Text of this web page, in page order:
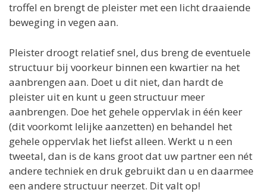
troffel en brengt de pleister met een licht draaiende
beweging in vegen aan.
Pleister droogt relatief snel, dus breng de eventuele
structuur bij voorkeur binnen een kwartier na het
aanbrengen aan. Doet u dit niet, dan hardt de
pleister uit en kunt u geen structuur meer
aanbrengen. Doe het gehele oppervlak in één keer
(dit voorkomt lelijke aanzetten) en behandel het
gehele oppervlak het liefst alleen. Werkt u n een
tweetal, dan is de kans groot dat uw partner een nét
andere techniek en druk gebruikt dan u en daarmee
een andere structuur neerzet. Dit valt op!